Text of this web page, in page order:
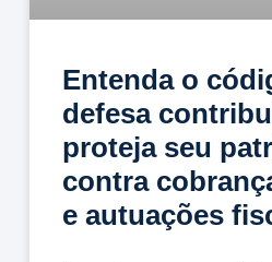
Entenda o
defesa
proteja seu
contra
e autuações